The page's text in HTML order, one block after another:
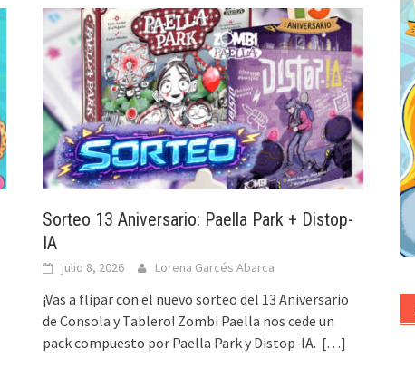
Sorteo 13 Aniversario: Paella Park + Distop-
IA
julio 8, 2026 Lorena Garcés Abarca
¡Vas a flipar con el nuevo sorteo del 13 Aniversario
de Consola y Tablero! Zombi Paella nos cede un
pack compuesto por Paella Park y Distop-IA. […]